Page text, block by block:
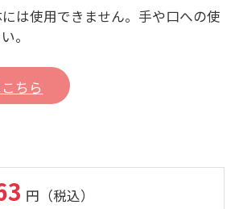
は使用できません。手や口への使
。
ちら